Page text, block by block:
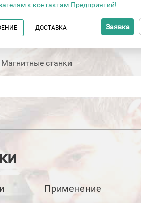
к контактам Предприятий!
ДОСТАВКА Заявка
Магнитные станки
Применение